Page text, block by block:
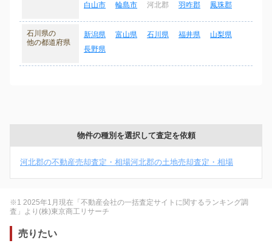
白山市
輪島市 河北郡 羽咋郡 鳳珠郡
石川県の
他の都道府県
新潟県 富山県 石川県 福井県
山梨県
長野県
物件の種別を選択して査定を依頼
河北郡の不動産売却査定・相場河北郡の土地売却査定・相場
※1 2025年1月現在「不動産会社の一括査定サイトに関するランキング調
査」より(株)東京商工リサーチ
売りたい